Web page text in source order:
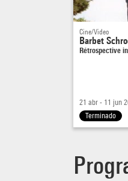
Cine/Video
Barbet
Rétrospective
21 abr - 11 jun
Terminado